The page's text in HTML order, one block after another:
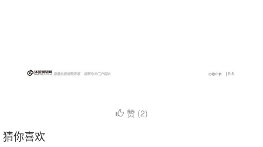
赞 (2)
猜你喜欢